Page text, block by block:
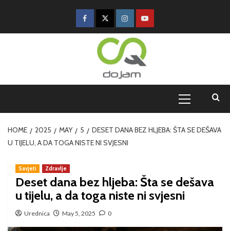
HOME 2025 MAY 5
DESET DANA BEZ HLJEBA: ŠTA SE DEŠAVA
U TIJELU, A DA TOGA NISTE NI SVJESNI
Savjeti Zdravlje
Deset dana bez hljeba: Šta se dešava
u tijelu, a da toga niste ni svjesni
Urednica May 5, 2025 0